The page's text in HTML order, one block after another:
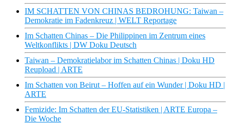
IM SCHATTEN VON CHINAS BEDROHUNG: Taiwan –
Demokratie im Fadenkreuz | WELT Reportage
Im Schatten Chinas – Die Philippinen im Zentrum eines
Weltkonflikts | DW Doku Deutsch
Taiwan – Demokratielabor im Schatten Chinas | Doku HD
Reupload | ARTE
Im Schatten von Beirut – Hoffen auf ein Wunder | Doku HD |
ARTE
Femizide: Im Schatten der EU-Statistiken | ARTE Europa –
Die Woche